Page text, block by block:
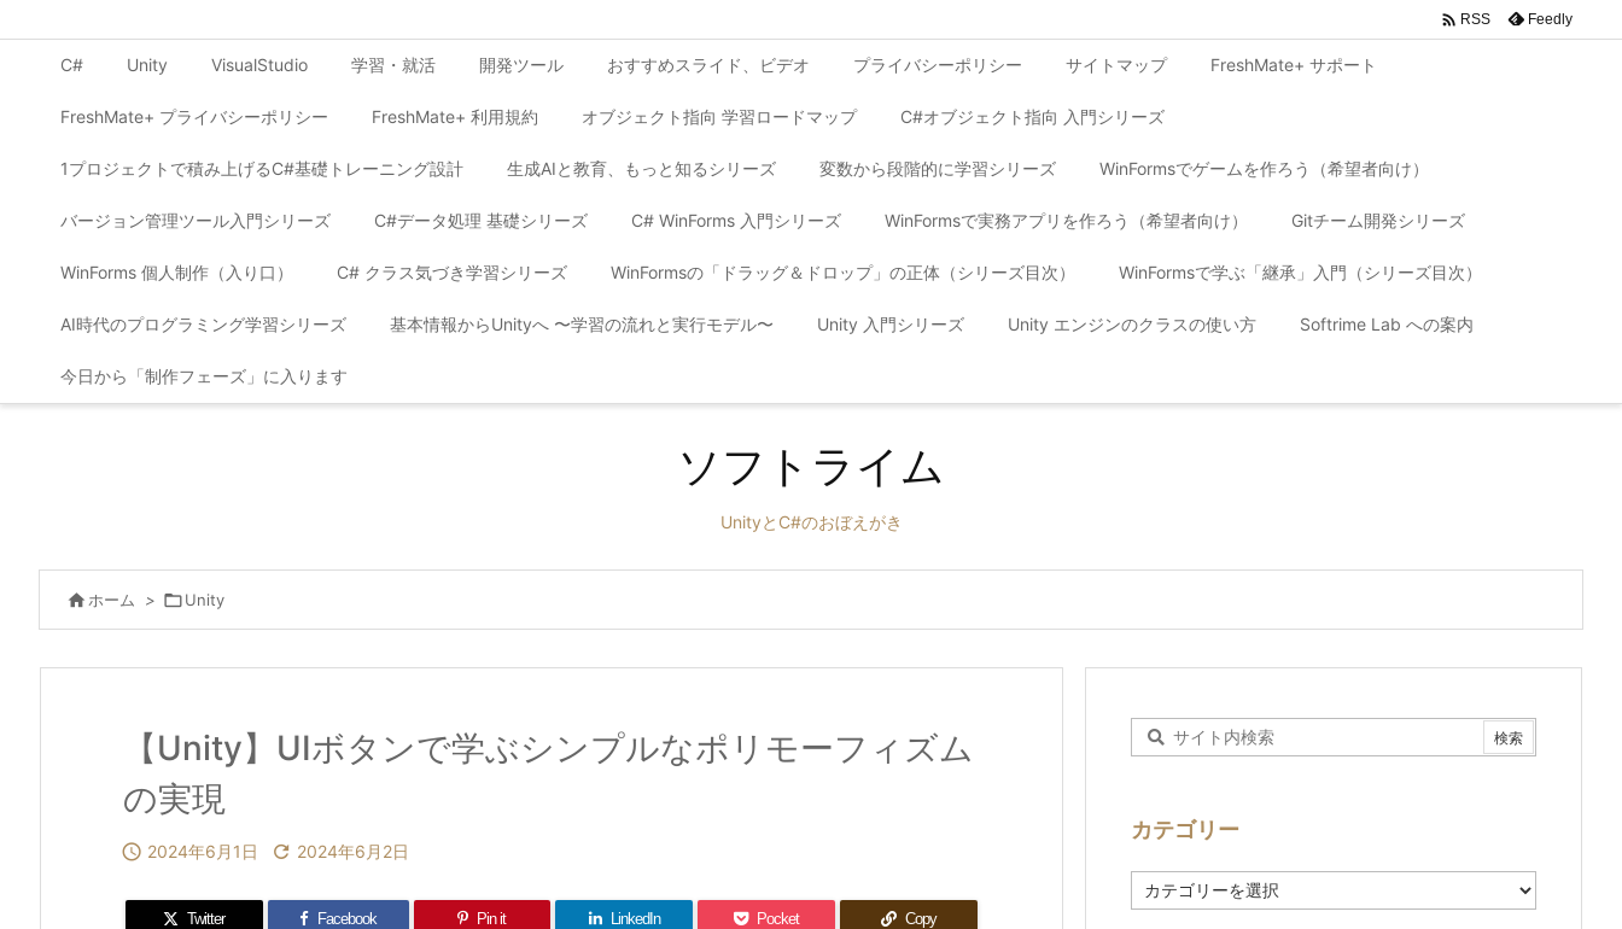
C# Unity VisualStudio 学習・就活 開発ツール おすすめスライド、ビデオ プライバシーポリシー サイトマップ FreshMate+ サポート
FreshMate+ プライバシーポリシー FreshMate+ 利用規約 オブジェクト指向 学習ロードマップ C#オブジェクト指向 入門シリーズ
1プロジェクトで積み上げるC#基礎トレーニング設計 生成AIと教育、もっと知るシリーズ 変数から段階的に学習シリーズ WinFormsでゲームを作ろう（希望者向け）
バージョン管理ツール入門シリーズ C#データ処理 基礎シリーズ C# WinForms 入門シリーズ WinFormsで実務アプリを作ろう（希望者向け） Gitチーム開発シリーズ
WinForms 個人制作（入り口） C# クラス気づき学習シリーズ WinFormsの「ドラッグ＆ドロップ」の正体（シリーズ目次） WinFormsで学ぶ「継承」入門（シリーズ目次）
AI時代のプログラミング学習シリーズ 基本情報からUnityへ 〜学習の流れと実行モデル〜 Unity 入門シリーズ Unity エンジンのクラスの使い方 Softrime Lab への案内
今日から「制作フェーズ」に入ります
 RSS Feedly
ソフトライム
UnityとC#のおぼえがき
 ホーム > Unity
【Unity】UIボタンで学ぶシンプルなポリモーフィズム
の実現
 2024年6月1日  2024年6月2日
Twitter Facebook Pin it LinkedIn Pocket Copy
カテゴリー
テ